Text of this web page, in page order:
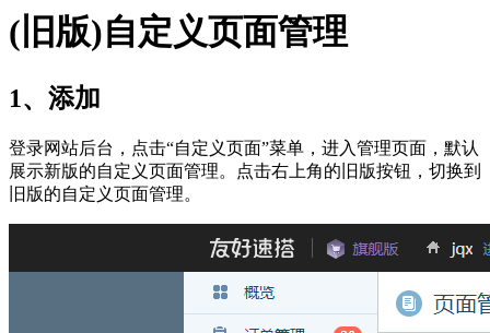
(旧版)自定义页面管理
1、添加
登录网站后台，点击“自定义页面”菜单，进入管理页面，默认
展示新版的自定义页面管理。点击右上角的旧版按钮，切换到
旧版的自定义页面管理。